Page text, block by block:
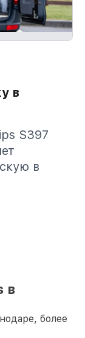
в
S397
в
в
более